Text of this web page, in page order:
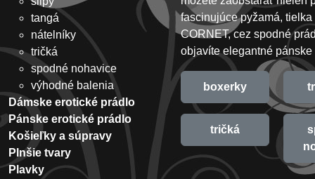
fascinujúce pyžamá,
CORNET, cez spodné
objavíte elegantné
boxerky
tričká
tangá
nátelníky
tričká
spodné nohavice
výhodné balenia
Dámske erotické prádlo
Pánske erotické prádlo
Košieľky a súpravy
Plnšie tvary
Plavky